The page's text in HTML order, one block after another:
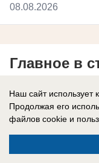
08.08.2026
Главное в
В России
«Ложись,
украинцы
сгоревших
Наш сайт использует
Продолжая его
файлов cookie и